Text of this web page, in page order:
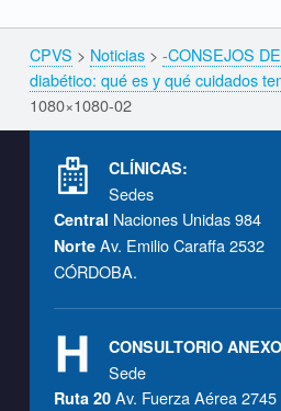
Breadcrumbs navigation
CPVS > Noticias> -CONSEJOS
diabético: qué es y qué cuidados
1080×1080-02
CLÍNICAS:
Sedes
Central Naciones Unidas 984
Norte Av. Emilio Caraffa 2532
CÓRDOBA.
CONSULTORIO
Sede
Ruta 20Av. Fuerza Aérea 2745